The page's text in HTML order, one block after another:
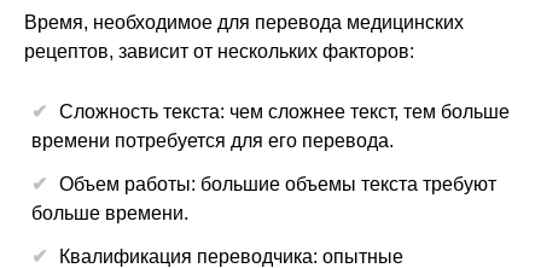
Время, необходимое для перевода медицинских
рецептов, зависит от нескольких факторов:
Сложность текста: чем сложнее текст, тем больше
времени потребуется для его перевода.
Объем работы: большие объемы текста требуют
больше времени.
Квалификация переводчика: опытные